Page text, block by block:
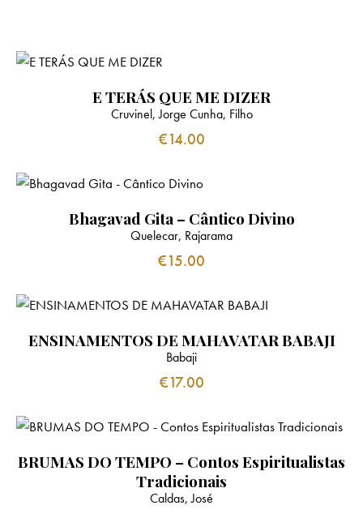
E TERÁS QUE ME DIZER
Cruvinel, Jorge Cunha, Filho
€14.00
Bhagavad Gita – Cântico Divino
Quelecar, Rajarama
€15.00
ENSINAMENTOS DE MAHAVATAR BABAJI
Babaji
€17.00
BRUMAS DO TEMPO – Contos Espiritualistas
Tradicionais
Caldas, José